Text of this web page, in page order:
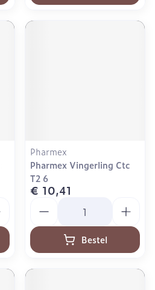
Pharmex
Pharmex Vingerling Ctc
T2 6
€ 10,41
Bestel